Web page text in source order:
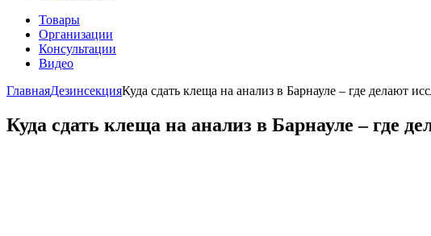
Товары
Организации
Консультации
Видео
ГлавнаяДезинсекцияКуда сдать клеща на анализ в Барнауле – где делают
Куда сдать клеща на анализ в Барнауле – где